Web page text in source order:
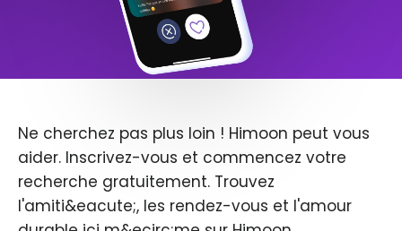
Ne cherchez pas plus loin ! Himoon peut vous
aider. Inscrivez-vous et commencez votre
recherche gratuitement. Trouvez
l'amiti&eacute;, les rendez-vous et l'amour